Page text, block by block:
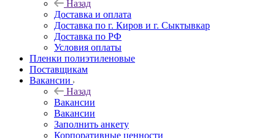
Назад
Доставка и оплата
Доставка по г. Киров и г. Сыктывкар
Доставка по РФ
Условия оплаты
Пленки полиэтиленовые
Поставщикам
Вакансии
Назад
Вакансии
Вакансии
Заполнить анкету
Корпоративные ценности